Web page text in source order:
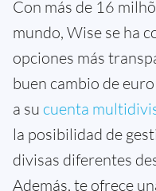
Con más de 16
mundo, Wise se ha
opciones más
buen cambio de
a su cuenta
la posibilidad de
divisas diferentes
Además, te ofrece